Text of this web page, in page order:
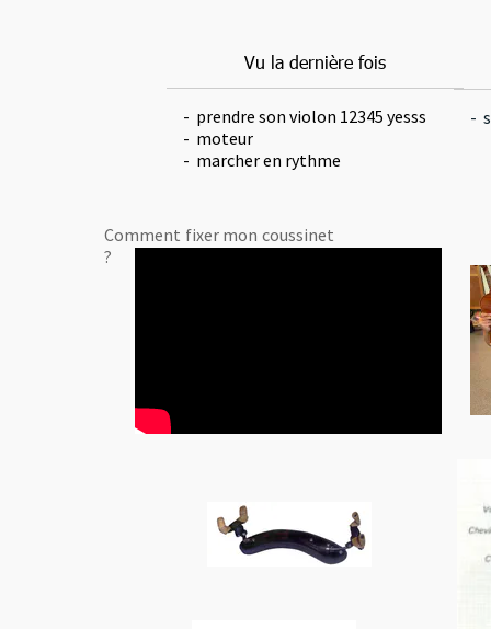
Vu la dernière fois
- prendre son violon 12345 yesss
- moteur
- marcher en rythme
-
Comment fixer mon coussinet
?